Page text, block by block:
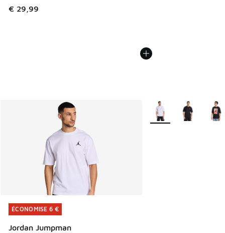
€ 29,99
ÉCONOMISE 6 €
Jordan Jumpman
ÉCONOMISE 6 €
Plus de couleurs